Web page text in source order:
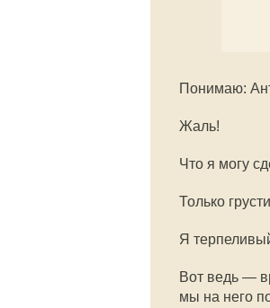
Понимаю:
Жаль!
Что я могу
Только
Я
Вот ведь —
мы на него